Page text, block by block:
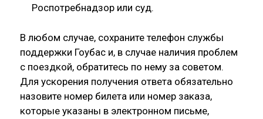
Роспотребнадзор или суд.
В любом случае, сохраните телефон службы
поддержки Гоубас и, в случае наличия проблем
с поездкой, обратитесь по нему за советом.
Для ускорения получения ответа обязательно
назовите номер билета или номер заказа,
которые указаны в электронном письме,